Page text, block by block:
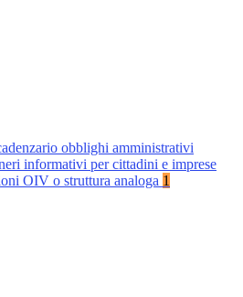
obblighi amministrativi
informativi per cittadini e imprese
OIV o struttura analoga 1